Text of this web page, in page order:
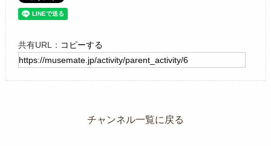
共有URL： コピーする
チャンネル一覧に戻る